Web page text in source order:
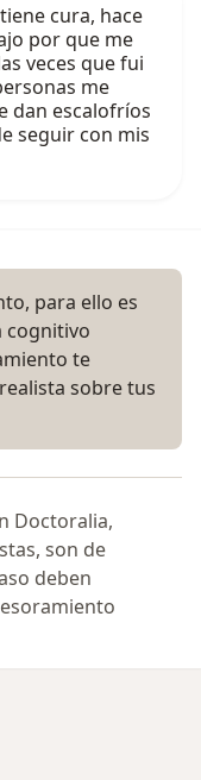
cura, hace
por que me
veces que fui
me
dan escalofríos
seguir con mis
para ello es
cognitivo
te
sobre tus
Doctoralia,
son de
deben